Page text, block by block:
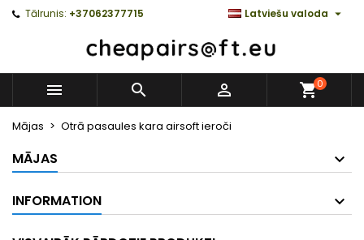
Tālrunis: +37062377715 Latviešu valoda 
   0
Mājas Otrā pasaules kara airsoft ieroči
MĀJAS
INFORMATION